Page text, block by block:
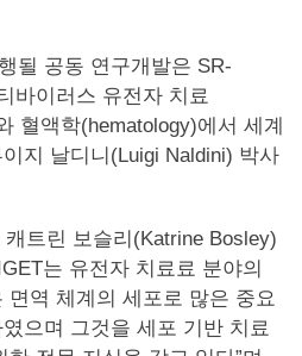
될 공동 연구개발은 SR-
바이러스 유전자 치료
혈액학(hematology)에서 세계
지 날디니(Luigi Naldini) 박사
트린 보슬리(Katrine Bosley)
는 유전자 치료료 분야의
역 체계의 세포로 많은 중요
으며 그것을 세포 기반 치료